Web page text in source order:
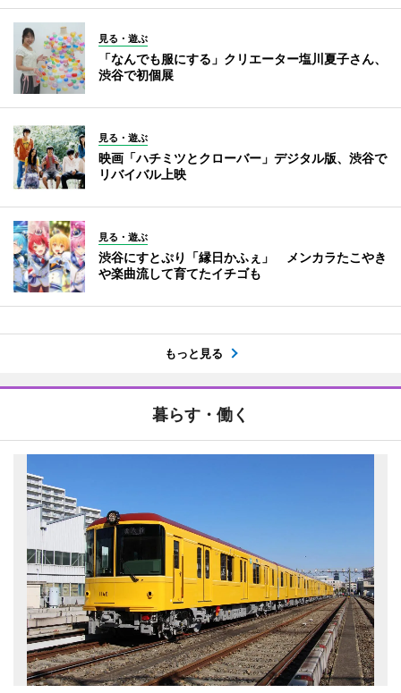
見る・遊ぶ
「なんでも服にする」クリエーター塩川夏子さん、
渋谷で初個展
見る・遊ぶ
映画「ハチミツとクローバー」デジタル版、渋谷で
リバイバル上映
見る・遊ぶ
渋谷にすとぷり「縁日かふぇ」 メンカラたこやき
や楽曲流して育てたイチゴも
もっと見る
暮らす・働く